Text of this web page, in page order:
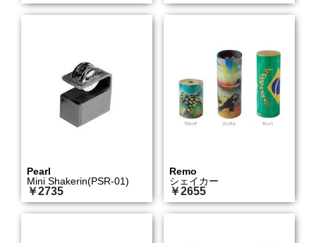
Pearl
Mini Shakerin(PSR-01)
￥2735
Remo
シェイカー
￥2655